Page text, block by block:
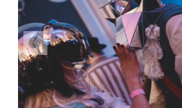
Previous